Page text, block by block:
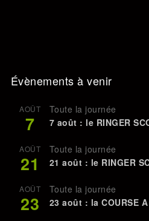
Évènements à venir
AOÛT
7
Toute la journée
7 août : le RINGER
AOÛT
21
Toute la journée
21 août : le RINGER
AOÛT
23
Toute la journée
23 août : la COURSE